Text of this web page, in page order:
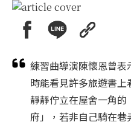
練習曲導演陳懷恩曾
時能看見許多旅遊書
靜靜佇立在屋舍一角
府」，若非自己騎在